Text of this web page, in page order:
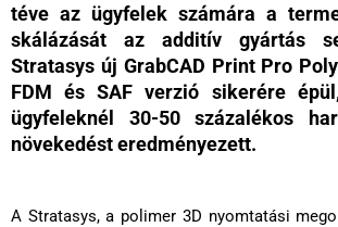
téve az ügyfelek számára a
skálázását az additív gyártás
Stratasys új GrabCAD Print Pro
FDM és SAF verzió sikerére
ügyfeleknél 30-50 százalékos
növekedést eredményezett.
A Stratasys, a polimer 3D nyomtatási